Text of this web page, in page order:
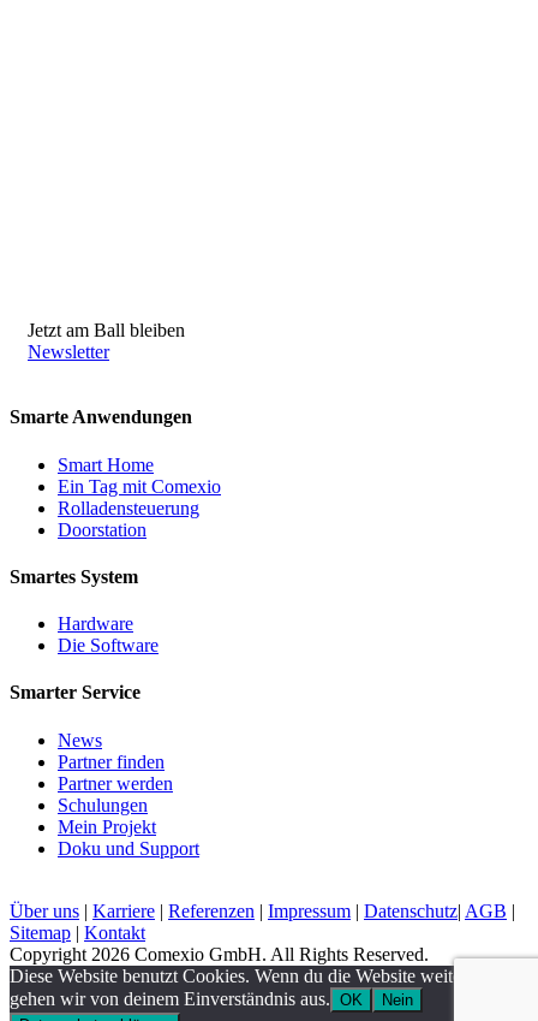
Jetzt am Ball bleiben
Newsletter
Smarte Anwendungen
Smart Home
Ein Tag mit Comexio
Rolladensteuerung
Doorstation
Smartes System
Hardware
Die Software
Smarter Service
News
Partner finden
Partner werden
Schulungen
Mein Projekt
Doku und Support
Über uns | Karriere | Referenzen | Impressum | Datenschutz| AGB |
Sitemap | Kontakt
Copyright 2026 Comexio GmbH. All Rights Reserved.
Diese Website benutzt Cookies. Wenn du die Website weiter nutzt,
gehen wir von deinem Einverständnis aus. OK
Nein